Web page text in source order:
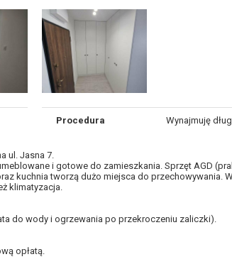
Procedura Wynajmuję
ul. Jasna 7.
i gotowe do zamieszkania. Sprzęt AGD
kuchnia tworzą dużo miejsca do przechowywania.
klimatyzacja.
do wody i ogrzewania po przekroczeniu zaliczki).
opłatą.